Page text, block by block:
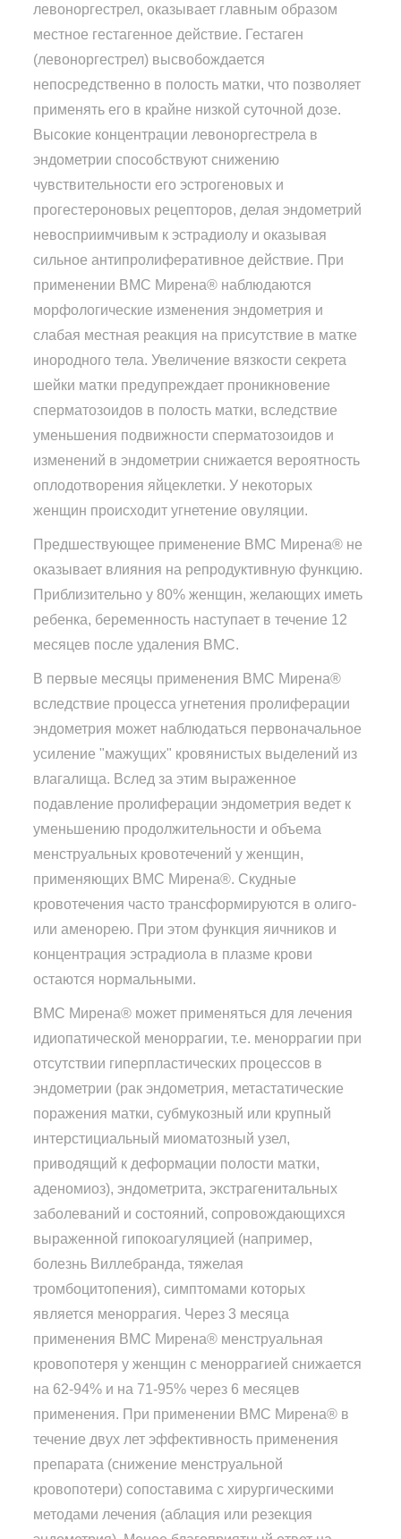
левоноргестрел, оказывает главным образом
местное гестагенное действие. Гестаген
(левоноргестрел) высвобождается
непосредственно в полость матки, что позволяет
применять его в крайне низкой суточной дозе.
Высокие концентрации левоноргестрела в
эндометрии способствуют снижению
чувствительности его эстрогеновых и
прогестероновых рецепторов, делая эндометрий
невосприимчивым к эстрадиолу и оказывая
сильное антипролиферативное действие. При
применении ВМС Мирена® наблюдаются
морфологические изменения эндометрия и
слабая местная реакция на присутствие в матке
инородного тела. Увеличение вязкости секрета
шейки матки предупреждает проникновение
сперматозоидов в полость матки, вследствие
уменьшения подвижности сперматозоидов и
изменений в эндометрии снижается вероятность
оплодотворения яйцеклетки. У некоторых
женщин происходит угнетение овуляции.
Предшествующее применение ВМС Мирена® не
оказывает влияния на репродуктивную функцию.
Приблизительно у 80% женщин, желающих иметь
ребенка, беременность наступает в течение 12
месяцев после удаления ВМС.
В первые месяцы применения ВМС Мирена®
вследствие процесса угнетения пролиферации
эндометрия может наблюдаться первоначальное
усиление "мажущих" кровянистых выделений из
влагалища. Вслед за этим выраженное
подавление пролиферации эндометрия ведет к
уменьшению продолжительности и объема
менструальных кровотечений у женщин,
применяющих ВМС Мирена®. Скудные
кровотечения часто трансформируются в олиго-
или аменорею. При этом функция яичников и
концентрация эстрадиола в плазме крови
остаются нормальными.
ВМС Мирена® может применяться для лечения
идиопатической меноррагии, т.е. меноррагии при
отсутствии гиперпластических процессов в
эндометрии (рак эндометрия, метастатические
поражения матки, субмукозный или крупный
интерстициальный миоматозный узел,
приводящий к деформации полости матки,
аденомиоз), эндометрита, экстрагенитальных
заболеваний и состояний, сопровождающихся
выраженной гипокоагуляцией (например,
болезнь Виллебранда, тяжелая
тромбоцитопения), симптомами которых
является меноррагия. Через 3 месяца
применения ВМС Мирена® менструальная
кровопотеря у женщин с меноррагией снижается
на 62-94% и на 71-95% через 6 месяцев
применения. При применении ВМС Мирена® в
течение двух лет эффективность применения
препарата (снижение менструальной
кровопотери) сопоставима с хирургическими
методами лечения (аблация или резекция